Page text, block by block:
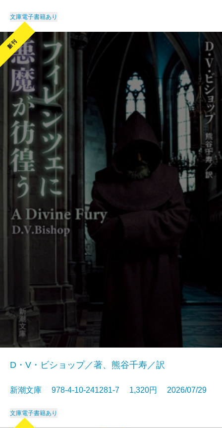
文庫電子書籍あり
新刊
D・V・ビショップ／著、熊谷千寿／訳
新潮文庫 978-4-10-241281-7 1,320円 2026/07/29
文庫電子書籍あり